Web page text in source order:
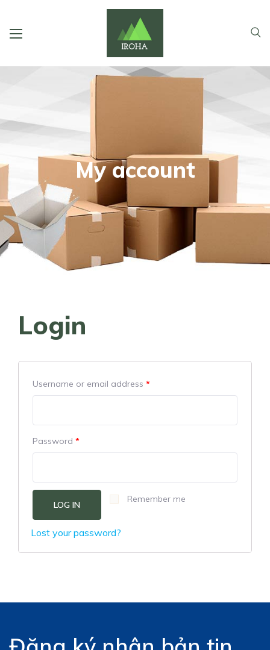
My account
Login
Username or email address *
Password *
Remember me
LOG IN
Lost your password?